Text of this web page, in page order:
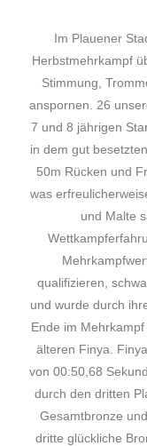
Im Plauener
Herbstmehrkampf
Stimmung,
anspornen. 26
7 und 8 jährigen
in dem gut
50m Rücken und
was
und Malte
qualifizieren,
und wurde durch
Ende im
älteren Finya.
von 00:50,68
durch den dritten
Gesamtbronze
dritte glückliche